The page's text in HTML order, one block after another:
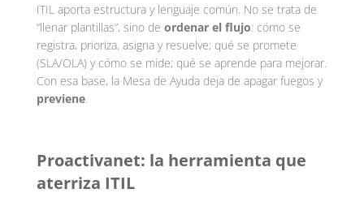
ITIL aporta estructura y lenguaje común. No se trata de
“llenar plantillas”, sino de ordenar el flujo: cómo se
registra, prioriza, asigna y resuelve; qué se promete
(SLA/OLA) y cómo se mide; qué se aprende para mejorar.
Con esa base, la Mesa de Ayuda deja de apagar fuegos y
previene.
Proactivanet: la herramienta que
aterriza ITIL